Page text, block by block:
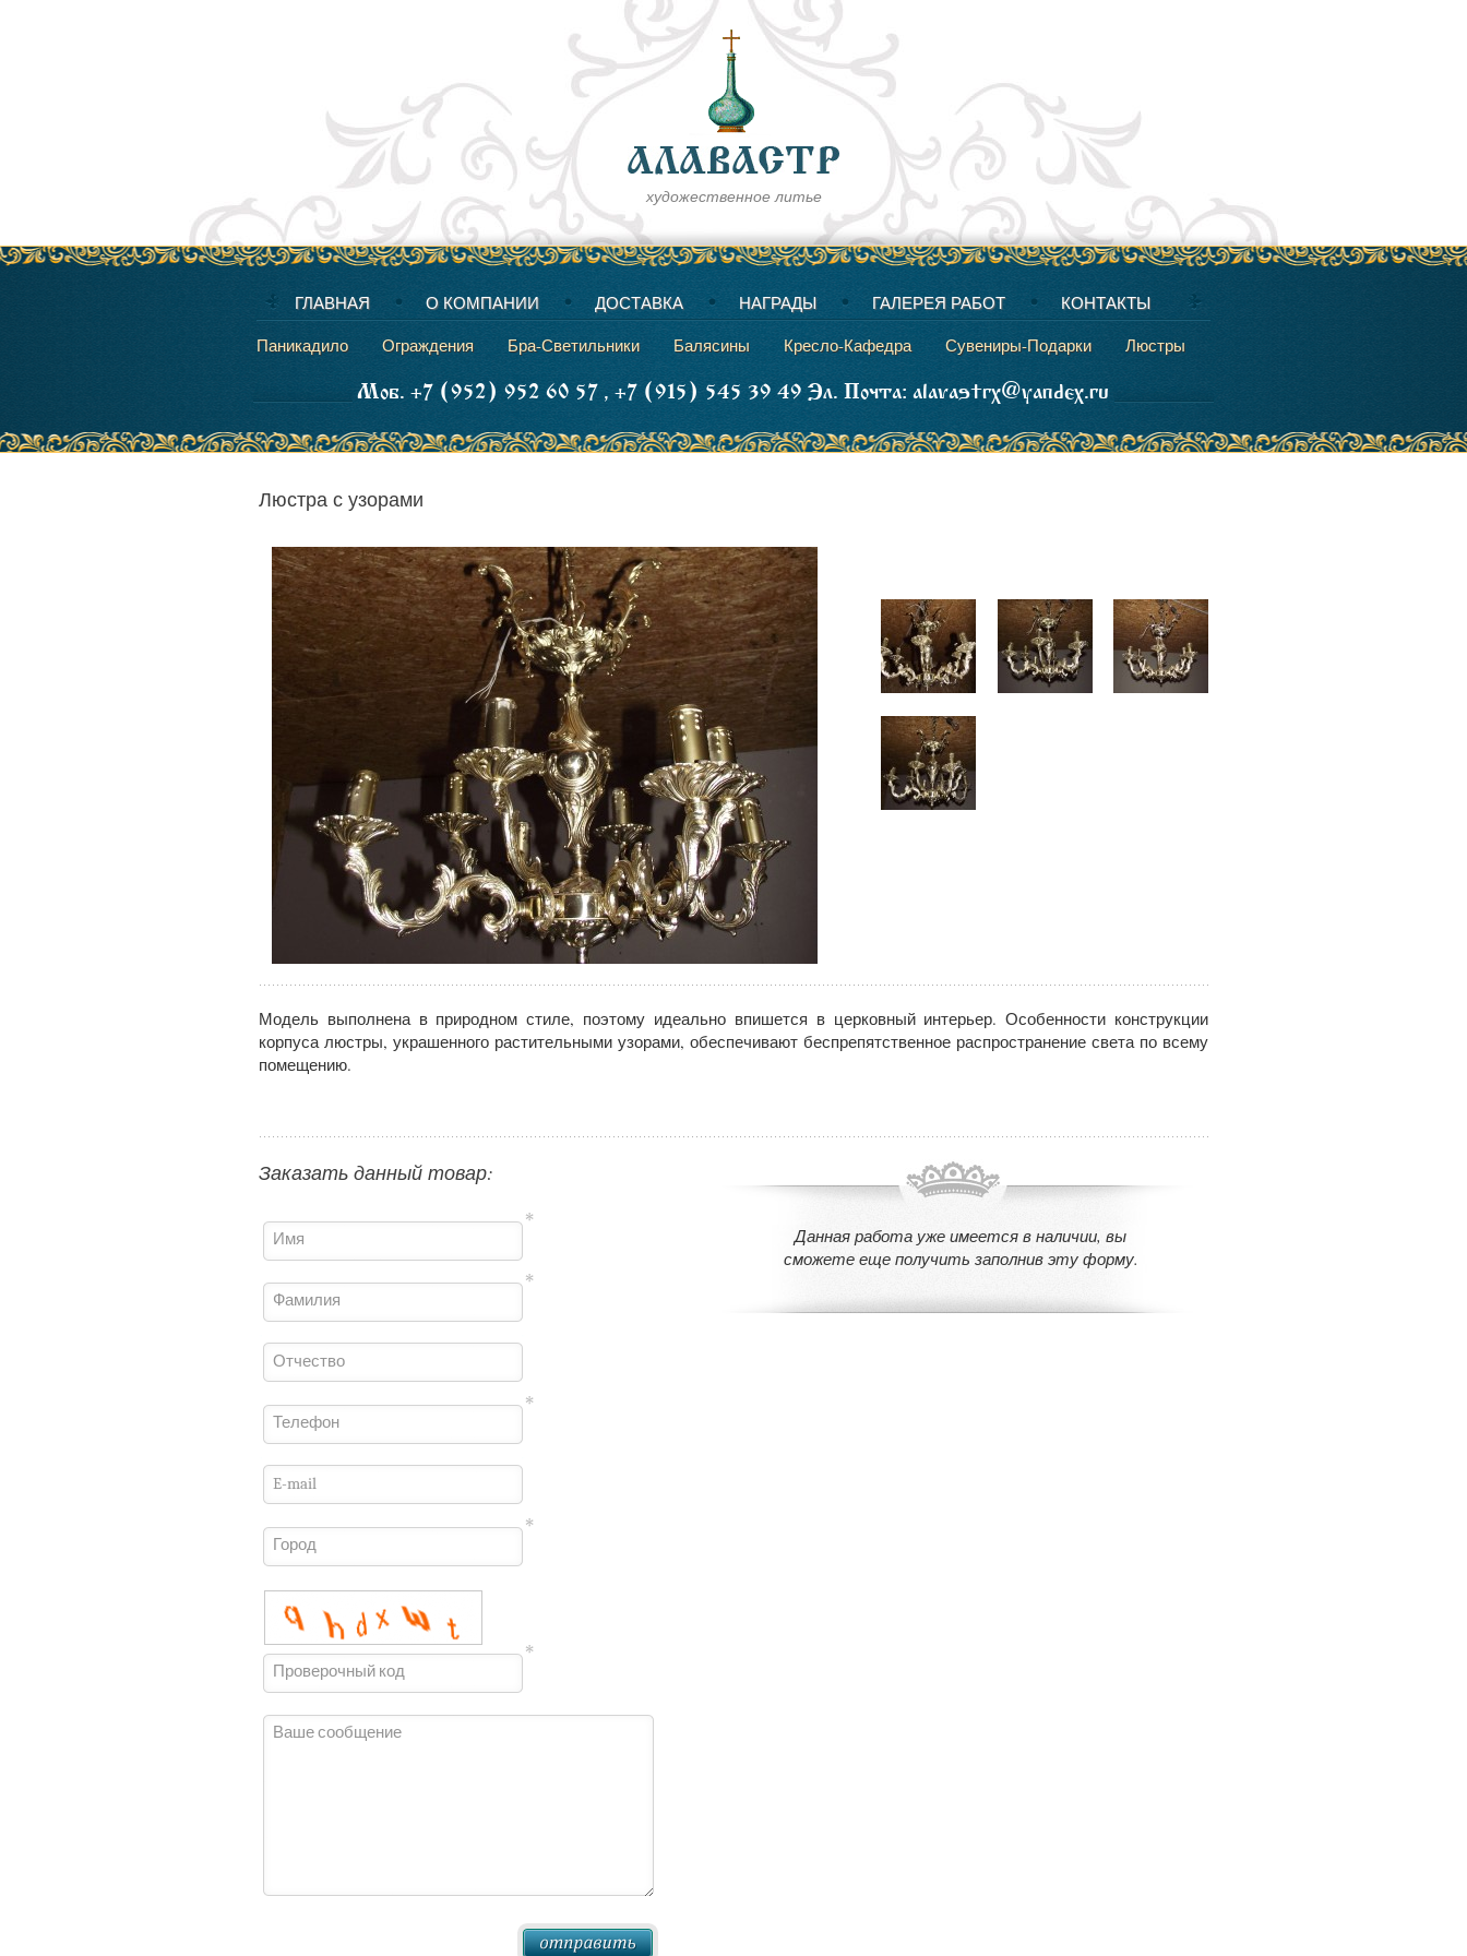
художественное литье
ГЛАВНАЯ О КОМПАНИИ ДОСТАВКА НАГРАДЫ ГАЛЕРЕЯ РАБОТ
КОНТАКТЫ
Паникадило
Ограждения Бра-Светильники Балясины Кресло-Кафедра Сувениры-Подарки Люстры
Моб. +7 (952) 952 60 57 , +7 (915) 545 39 49 Эл. Почта: alavastrx@yandex.ru
Люстра с узорами
Модель выполнена в природном стиле, поэтому идеально впишется в церковный интерьер. Особенности конструкции
корпуса люстры, украшенного растительными узорами, обеспечивают беспрепятственное распространение света по всему
помещению.
Заказать данный товар:
Имя
Фамилия
Отчество
Телефон
E-mail
Город
Проверочный код
Ваше сообщение
Данная работа уже имеется в наличии, вы
сможете еще получить заполнив эту форму.